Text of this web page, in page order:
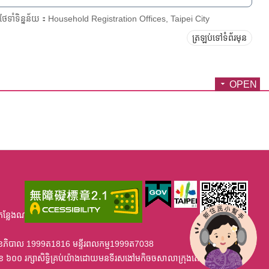
ថែទាំទិន្នន័យ：Household Registration Offices, Taipei City
ត្រឡប់ទៅទំព័រមុន
OPEN
លែងណាខ្វះខាត់ សូមមេតាអនុង្គ្រោះ។
ភិបាល 1999ត1816 មន្ទីរពលកម្ម1999ត7038
០ រក្សាសិទ្ធិគ្រប់យ៉ាងដោយមនទីរសងៅមកិចចសាលាក្រុងតេប៉េ ឆនាំ២០១២